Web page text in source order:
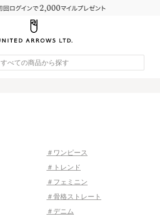
すべての商品から探す
＃ワンピース
＃トレンド
＃フェミニン
＃骨格ストレート
＃デニム